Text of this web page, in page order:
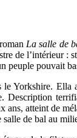
La salle de
de l’intérieur
peuple pouvait
Yorkshire.
atteint de
de bal au